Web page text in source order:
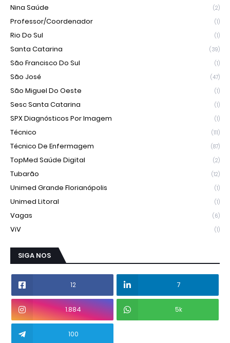
Nina Saúde (2)
Professor/Coordenador (1)
Rio Do Sul (1)
Santa Catarina (39)
São Francisco Do Sul (1)
São José (47)
São Miguel Do Oeste (1)
Sesc Santa Catarina (1)
SPX Diagnósticos Por Imagem (1)
Técnico (111)
Técnico De Enfermagem (87)
TopMed Saúde Digital (2)
Tubarão (12)
Unimed Grande Florianópolis (1)
Unimed Litoral (1)
Vagas (6)
ViV (1)
SIGA NOS
12 7
1.884 5k
100